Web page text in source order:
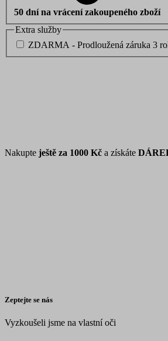
50 dní na vrácení zakoupeného zboží
Extra služby
ZDARMA - Prodloužená záruka 3
Nakupte ještě za 1000 Kč a získáte
Zeptejte se nás
Vyzkoušeli jsme na vlastní oči